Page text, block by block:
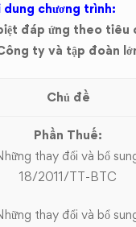
dung chương trình:
đáp ứng theo tiêu
ty và tập đoàn
Chủ đề
Phần Thuế:
thay đổi và bổ
18/2011/TT-BTC
thay đổi và bổ